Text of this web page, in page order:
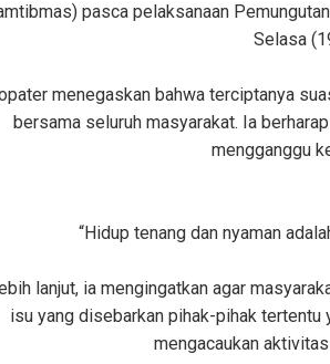
pasca pelaksanaan
Selasa
menegaskan bahwa terciptanya
bersama seluruh masyarakat. Ia
mengganggu
“Hidup tenang dan nyaman
lanjut, ia mengingatkan agar
isu yang disebarkan pihak-pihak
mengacaukan